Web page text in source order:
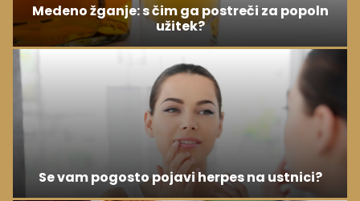
Medeno žganje: s čim ga postreči za popoln
užitek?
Se vam pogosto pojavi herpes na ustnici?